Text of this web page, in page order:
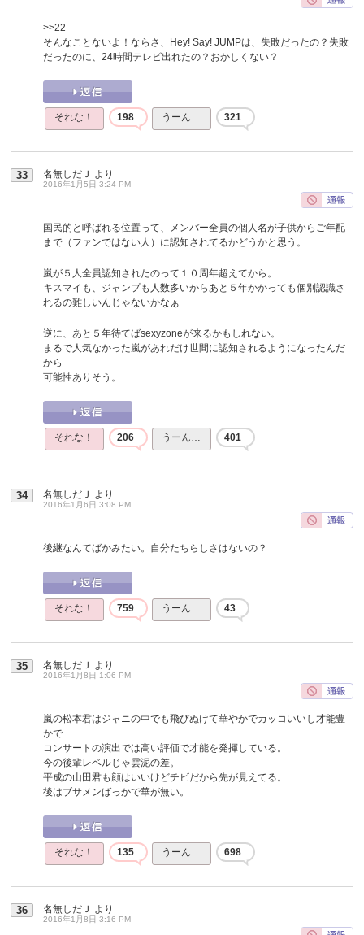
>>22
そんなことないよ！ならさ、Hey! Say! JUMPは、失敗だったの？失敗
だったのに、24時間テレビ出れたの？おかしくない？
それな！ 198 うーん… 321
33 名無しだＪ より
2016年1月5日 3:24 PM
国民的と呼ばれる位置って、メンバー全員の個人名が子供からご年配
まで（ファンではない人）に認知されてるかどうかと思う。
嵐が５人全員認知されたのって１０周年超えてから。
キスマイも、ジャンプも人数多いからあと５年かかっても個別認識さ
れるの難しいんじゃないかなぁ
逆に、あと５年待てばsexyzoneが来るかもしれない。
まるで人気なかった嵐があれだけ世間に認知されるようになったんだ
から
可能性ありそう。
それな！ 206 うーん… 401
34 名無しだＪ より
2016年1月6日 3:08 PM
後継なんてばかみたい。自分たちらしさはないの？
それな！ 759 うーん… 43
35 名無しだＪ より
2016年1月8日 1:06 PM
嵐の松本君はジャニの中でも飛びぬけて華やかでカッコいいし才能豊
かで
コンサートの演出では高い評価で才能を発揮している。
今の後輩レベルじゃ雲泥の差。
平成の山田君も顔はいいけどチビだから先が見えてる。
後はブサメンばっかで華が無い。
それな！ 135 うーん… 698
36 名無しだＪ より
2016年1月8日 3:16 PM